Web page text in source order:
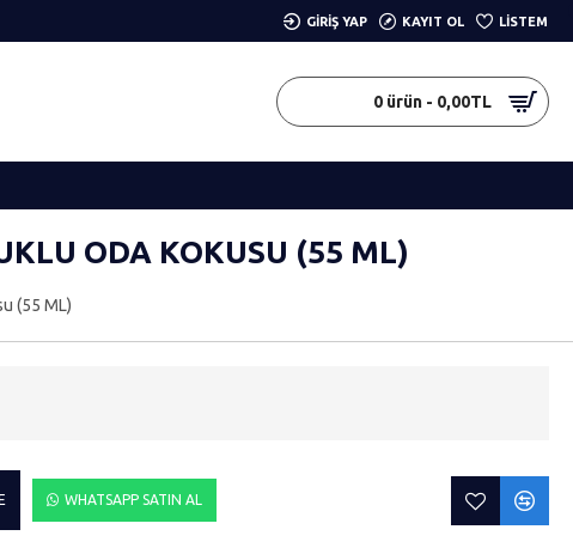
GIRIŞ YAP KAYIT OL LISTEM
0 ürün - 0,00TL
(55 ML)
ODA KOKUSU (55 ML)
WHATSAPP SATIN AL